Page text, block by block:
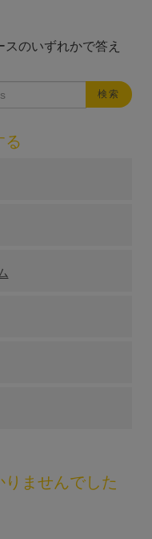
のいずれかで答え
検索
る
ませんでした